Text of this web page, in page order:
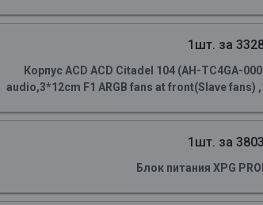
1шт. за
Корпус ACD ACD Citadel 104 (AH-TC4GA-
audio,3*12cm F1 ARGB fans at front(Slave fans)
1шт. за
Блок питания XPG